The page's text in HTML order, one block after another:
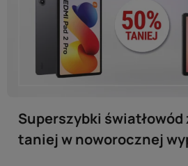
Superszybki
taniej w noworocznej